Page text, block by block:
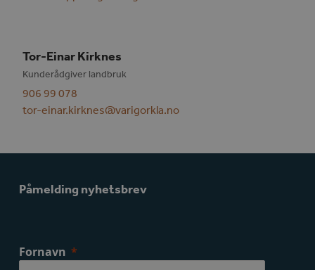
Tor-Einar Kirknes
Kunderådgiver landbruk
906 99 078
tor-einar.kirknes@varigorkla.no
Påmelding nyhetsbrev
Fornavn